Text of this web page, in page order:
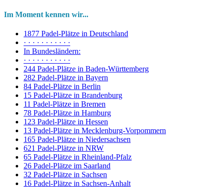
Im Moment kennen wir...
1877 Padel-Plätze in Deutschland
· · · · · · · · · · ·
In Bundesländern:
· · · · · · · · · · ·
244 Padel-Plätze in Baden-Württemberg
282 Padel-Plätze in Bayern
84 Padel-Plätze in Berlin
15 Padel-Plätze in Brandenburg
11 Padel-Plätze in Bremen
78 Padel-Plätze in Hamburg
123 Padel-Plätze in Hessen
13 Padel-Plätze in Mecklenburg-Vorpommern
165 Padel-Plätze in Niedersachsen
621 Padel-Plätze in NRW
65 Padel-Plätze in Rheinland-Pfalz
26 Padel-Plätze im Saarland
32 Padel-Plätze in Sachsen
16 Padel-Plätze in Sachsen-Anhalt